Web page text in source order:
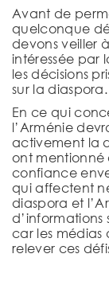
Avant de
quelconque
devons veiller
intéressée par
les décisions
sur la diaspora.
En ce qui
l’Arménie
activement la
ont mentionné
confiance
qui affectent
diaspora et
d’informations
car les médias
relever ces